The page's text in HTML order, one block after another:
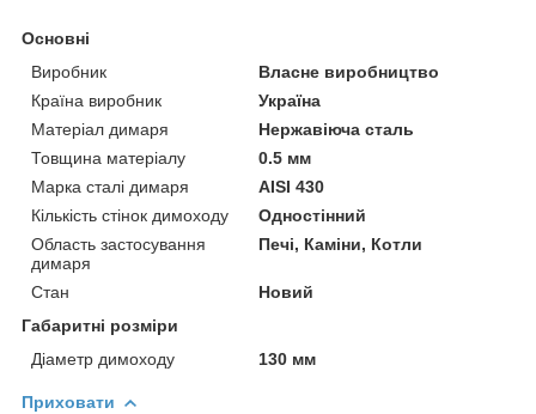
Основні
Виробник
Власне виробництво
Країна виробник
Україна
Матеріал димаря
Нержавіюча сталь
Товщина матеріалу
0.5 мм
Марка сталі димаря
AISI 430
Кількість стінок димоходу
Одностінний
Область застосування
димаря
Печі, Каміни, Котли
Стан
Новий
Габаритні розміри
Діаметр димоходу
130 мм
Приховати